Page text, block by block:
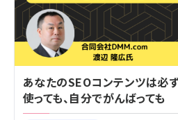
あなたのSEOコンテンツは必
使っても、自分でがんばっても